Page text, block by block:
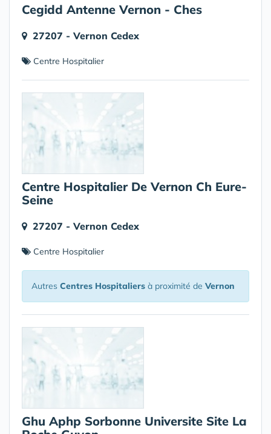
Cegidd Antenne Vernon - Ches
27207 - Vernon Cedex
Centre Hospitalier
Centre Hospitalier De Vernon Ch Eure-
Seine
27207 - Vernon Cedex
Centre Hospitalier
Autres Centres Hospitaliers à proximité de Vernon
Ghu Aphp Sorbonne Universite Site La